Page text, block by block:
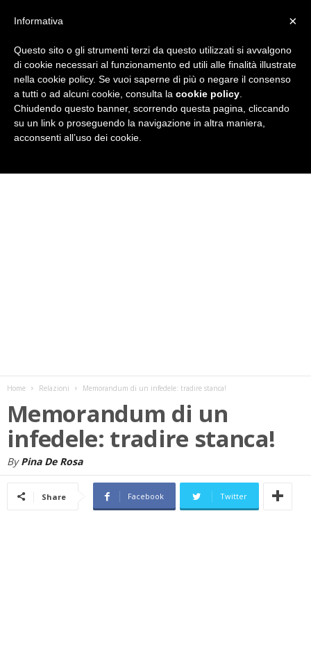
i
Home Relazioni Memorandum di un infedele: tradire stanca!
Memorandum di un
infedele: tradire stanca!
By Pina De Rosa
Share Facebook Twitter
×
Informativa
Questo sito o gli strumenti terzi da questo utilizzati si avvalgono
di cookie necessari al funzionamento ed utili alle finalità illustrate
nella cookie policy. Se vuoi saperne di più o negare il consenso
a tutti o ad alcuni cookie, consulta la cookie policy
Chiudendo questo banner, scorrendo questa pagina, cliccando
su un link o proseguendo la navigazione in altra maniera,
acconsenti all’uso dei cookie.